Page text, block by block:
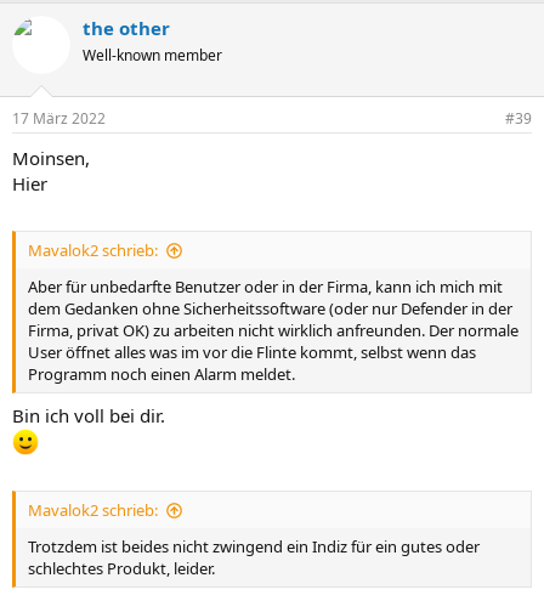
the other
Well-known member
17 März 2022 #39
Moinsen,
Hier
Mavalok2 schrieb:
Aber für unbedarfte Benutzer oder in der Firma, kann ich mich mit
dem Gedanken ohne Sicherheitssoftware (oder nur Defender in der
Firma, privat OK) zu arbeiten nicht wirklich anfreunden. Der normale
User öffnet alles was im vor die Flinte kommt, selbst wenn das
Programm noch einen Alarm meldet.
Bin ich voll bei dir.
Mavalok2 schrieb:
Trotzdem ist beides nicht zwingend ein Indiz für ein gutes oder
schlechtes Produkt, leider.